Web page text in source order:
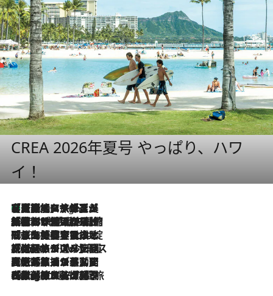
CREA 2026年夏号 やっぱり、ハワ
イ！
9 Hours Ago
【厳選旅コスメ】「多機能アイテムがメイン！」旅好き美容エディターが選んだ夏旅ベストコスメを発表【Mサイズジップ】
2026.8.6
「荷物が増えるほど旅ストレスは増す」美容ジャーナリストがたどり着いた最終結論。“化粧品を劇的に減らす”感動の凝縮美容とは
2026.8.6
「旅先には金髪ウィッグを持参」日本と同じメイクでは損してる!? 美容ジャーナリストが提案する“掟破りの旅美容”とは
2026.8.6
【厳選旅コスメ】「身軽さ＆UV対策重視！」ヘアアーティストshucoが選んだ夏旅ベストコスメを発表【Mサイズジップ】
2026.8.5
【厳選旅コスメ】国内をあちこち移動する河井菜摘が選んだ夏旅ベストコスメ発表！「リラックスアイテムはマスト」【Mサイズジップ】
2026.8.4
【厳選旅コスメ】「紫外線＆乾燥対策しながらメイク感も！」ヘア＆メイクGeorgeが選んだ夏旅ベストコスメを発表！【Mサイズジップ】